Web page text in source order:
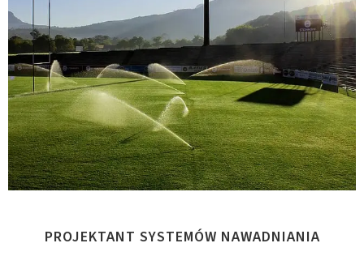
PROJEKTANT SYSTEMÓW NAWADNIANIA